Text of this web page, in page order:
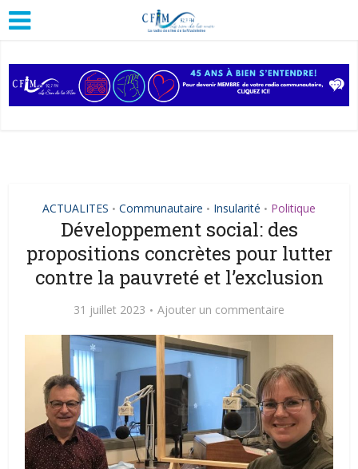
ACTUALITES • Communautaire • Insularité • Politique
Développement social: des
propositions concrètes pour lutter
contre la pauvreté et l’exclusion
31 juillet 2023 Ajouter un commentaire